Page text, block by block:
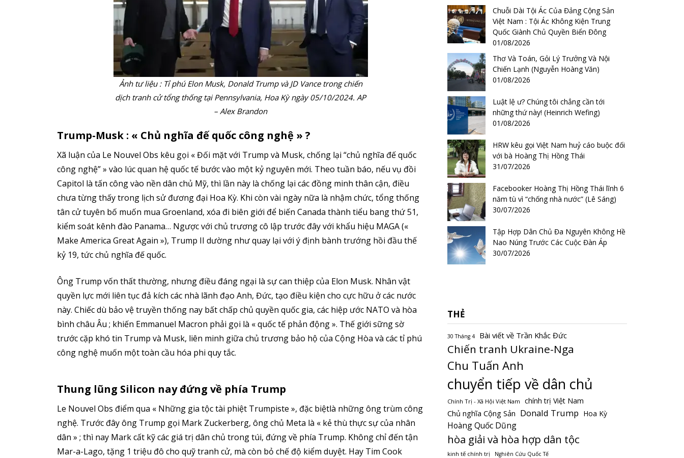
Ảnh tư liệu : Tỉ phú Elon Musk, Donald Trump và JD Vance trong chiến
dịch tranh cử tổng thống tại Pennsylvania, Hoa Kỳ ngày 05/10/2024. AP
– Alex Brandon
Trump-Musk : « Chủ nghĩa đế quốc công nghệ » ?
Xã luận của Le Nouvel Obs kêu gọi « Đối mặt với Trump và Musk, chống lại “chủ nghĩa đế quốc
công nghệ” » vào lúc quan hệ quốc tế bước vào một kỷ nguyên mới. Theo tuần báo, nếu vụ đồi
Capitol là tấn công vào nền dân chủ Mỹ, thì lần này là chống lại các đồng minh thân cận, điều
chưa từng thấy trong lịch sử đương đại Hoa Kỳ. Khi còn vài ngày nữa là nhậm chức, tổng thống
tân cử tuyên bố muốn mua Groenland, xóa đi biên giới để biến Canada thành tiểu bang thứ 51,
kiểm soát kênh đào Panama… Ngược với chủ trương cô lập trước đây với khẩu hiệu MAGA («
Make America Great Again »), Trump II dường như quay lại với ý định bành trướng hồi đầu thế
kỷ 19, tức chủ nghĩa đế quốc.
Ông Trump vốn thất thường, nhưng điều đáng ngại là sự can thiệp của Elon Musk. Nhân vật
quyền lực mới liên tục đả kích các nhà lãnh đạo Anh, Đức, tạo điều kiện cho cực hữu ở các nước
này. Chiếc dù bảo vệ truyền thống nay bất chấp chủ quyền quốc gia, các hiệp ước NATO và hòa
bình châu Âu ; khiến Emmanuel Macron phải gọi là « quốc tế phản động ». Thế giới sững sờ
trước cặp khó tin Trump và Musk, liên minh giữa chủ trương bảo hộ của Cộng Hòa và các tỉ phú
công nghệ muốn một toàn cầu hóa phi quy tắc.
Thung lũng Silicon nay đứng về phía Trump
Le Nouvel Obs điểm qua « Những gia tộc tài phiệt Trumpiste », đặc biệtlà những ông trùm công
nghệ. Trước đây ông Trump gọi Mark Zuckerberg, ông chủ Meta là « kẻ thù thực sự của nhân
dân » ; thì nay Mark cất kỹ các giá trị dân chủ trong túi, đứng về phía Trump. Không chỉ đến tận
Mar-a-Lago, tặng 1 triệu đô cho quỹ tranh cử, mà còn bỏ chế độ kiểm duyệt. Hay Tim Cook
Chuỗi Dài Tội Ác Của Đảng Cộng Sản
Việt Nam : Tội Ác Không Kiện Trung
Quốc Giành Chủ Quyền Biển Đông
01/08/2026
Thơ Và Toán, Gỏi Lý Trưởng Và Nội
Chiến Lạnh (Nguyễn Hoàng Văn)
01/08/2026
Luật lệ ư? Chúng tôi chẳng cần tới
những thứ này! (Heinrich Wefing)
01/08/2026
HRW kêu gọi Việt Nam huỷ cáo buộc đối
với bà Hoàng Thị Hồng Thái
31/07/2026
Facebooker Hoàng Thị Hồng Thái lĩnh 6
năm tù vì “chống nhà nước” (Lê Sáng)
30/07/2026
Tập Hợp Dân Chủ Đa Nguyên Không Hề
Nao Núng Trước Các Cuộc Đàn Áp
30/07/2026
THẺ
30 Tháng 4 Bài viết về Trần Khắc Đức
Chiến tranh Ukraine-Nga
Chu Tuấn Anh
chuyển tiếp về dân chủ
Chính Trị - Xã Hội Việt Nam chính trị Việt Nam
Chủ nghĩa Cộng Sản Donald Trump Hoa Kỳ
Hoàng Quốc Dũng
hòa giải và hòa hợp dân tộc
kinh tế chính trị Nghiên Cứu Quốc Tế